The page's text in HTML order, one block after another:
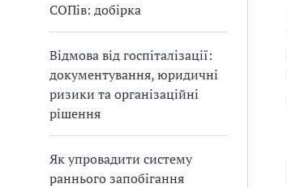
СОПів: добірка
Відмова від госпіталізації:
документування, юридичні
ризики та організаційні
рішення
Як упровадити систему
раннього запобігання